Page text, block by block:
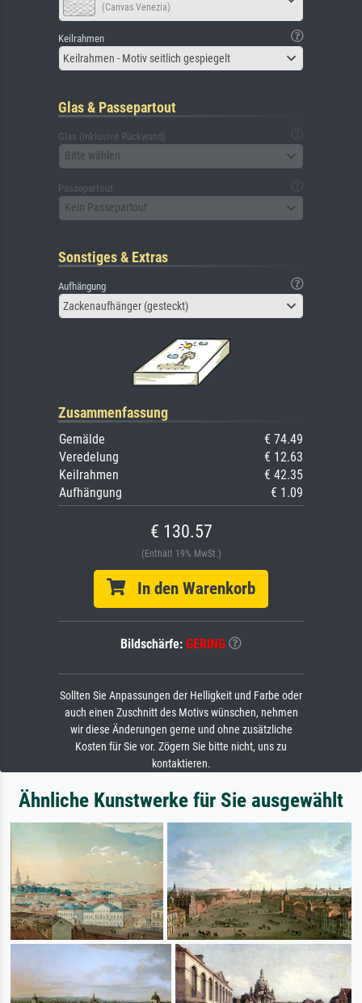
(Canvas Venezia)
Keilrahmen
Keilrahmen - Motiv seitlich gespiegelt
Glas & Passepartout
Glas (inklusive Rückwand)
Bitte wählen
Passepartout
Kein Passepartout
Sonstiges & Extras
Aufhängung
Zackenaufhänger (gesteckt)
Zusammenfassung
Gemälde
€ 74.49
Veredelung
€ 12.63
Keilrahmen
€ 42.35
Aufhängung
€ 1.09
€ 130.57
(Enthält 19% MwSt.)
In den Warenkorb
Bildschärfe: GERING
Sollten Sie Anpassungen der Helligkeit und Farbe oder
auch einen Zuschnitt des Motivs wünschen, nehmen
wir diese Änderungen gerne und ohne zusätzliche
Kosten für Sie vor. Zögern Sie bitte nicht, uns zu
kontaktieren.
Ähnliche Kunstwerke für Sie ausgewählt